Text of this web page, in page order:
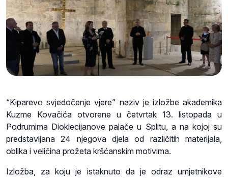
“Kiparevo svjedočenje vjere” naziv je izložbe akademika
Kuzme Kovačića otvorene u četvrtak 13. listopada u
Podrumima Dioklecijanove palače u Splitu, a na kojoj su
predstavljana 24 njegova djela od različitih materijala,
oblika i veličina prožeta kršćanskim motivima.
Izložba, za koju je istaknuto da je odraz umjetnikove